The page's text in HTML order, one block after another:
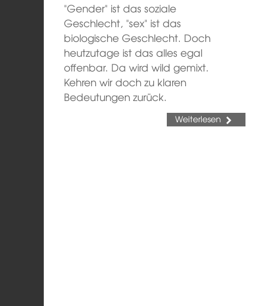
"Gender" ist das soziale
Geschlecht, "sex" ist das
biologische Geschlecht. Doch
heutzutage ist das alles egal
offenbar. Da wird wild gemixt.
Kehren wir doch zu klaren
Bedeutungen zurück.
Weiterlesen